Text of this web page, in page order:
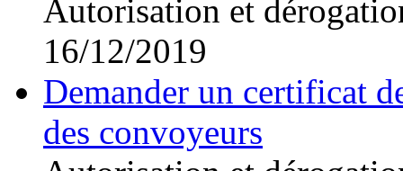
Autorisation et
16/12/2019
Demander un certificat
des convoyeurs